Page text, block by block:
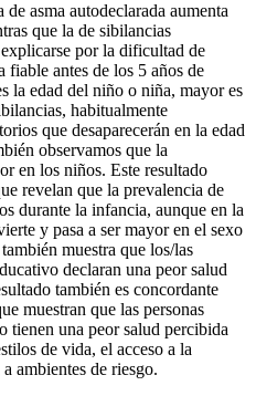
asma autodeclarada aumenta
que la de sibilancias
por la dificultad de
fiable antes de los 5 años de
la edad del niño o niña, mayor es
habitualmente
que desaparecerán en la edad
observamos que la
en los niños. Este resultado
revelan que la prevalencia de
durante la infancia, aunque en la
y pasa a ser mayor en el sexo
muestra que los/las
declaran una peor salud
también es concordante
muestran que las personas
tienen una peor salud percibida
de vida, el acceso a la
ambientes de riesgo.